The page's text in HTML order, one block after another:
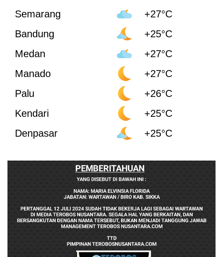
Semarang
+27°C
Bandung
+25°C
Medan
+27°C
Manado
+27°C
Palu
+26°C
Kendari
+25°C
Denpasar
+25°C